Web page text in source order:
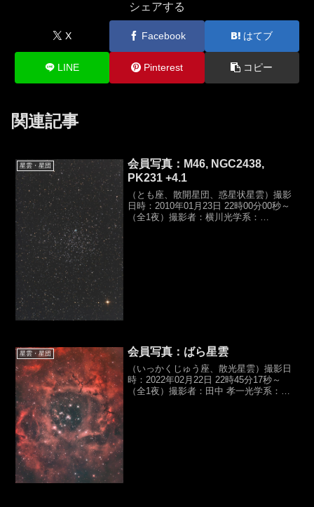
シェアする
X Facebook はてブ
LINE Pinterest コピー
関連記事
星雲・星団
会員写真：M46, NGC2438,
PK231 +4.1
（とも座、散開星団、惑星状星雲）撮影
日時：2010年01月23日 22時00分00秒～
（全1夜）撮影者：横川光学系：
星雲・星団 会員写真：ばら星雲
（いっかくじゅう座、散光星雲）撮影日
時：2022年02月22日 22時45分17秒～
（全1夜）撮影者：田中 孝一光学系：笠